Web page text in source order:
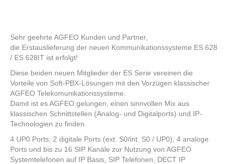
Sehr geehrte AGFEO Kunden und Partner,
die Erstauslieferung der neuen Kommunikationssysteme ES 628
/ ES 628IT ist erfolgt!
Diese beiden neuen Mitglieder der ES Serie vereinen die
Vorteile von Soft-PBX-Lösungen mit den Vorzügen klassischer
AGFEO Telekomunikationssysteme.
Damit ist es AGFEO gelungen, einen sinnvollen Mix aus
klassischen Schnittstellen (Analog- und Digitalports) und IP-
Technologien zu finden.
4 UP0 Ports, 2 digitale Ports (ext. S0/int. S0 / UP0), 4 analoge
Ports und bis zu 16 SIP Kanäle zur Nutzung von AGFEO
Systemtelefonen auf IP Basis, SIP Telefonen, DECT IP